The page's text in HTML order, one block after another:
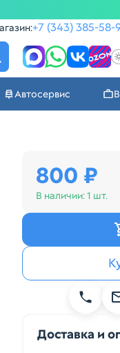
+7 (343) 385-58-
Автосервис
800 ₽
В наличии:1 шт.
Доставка и